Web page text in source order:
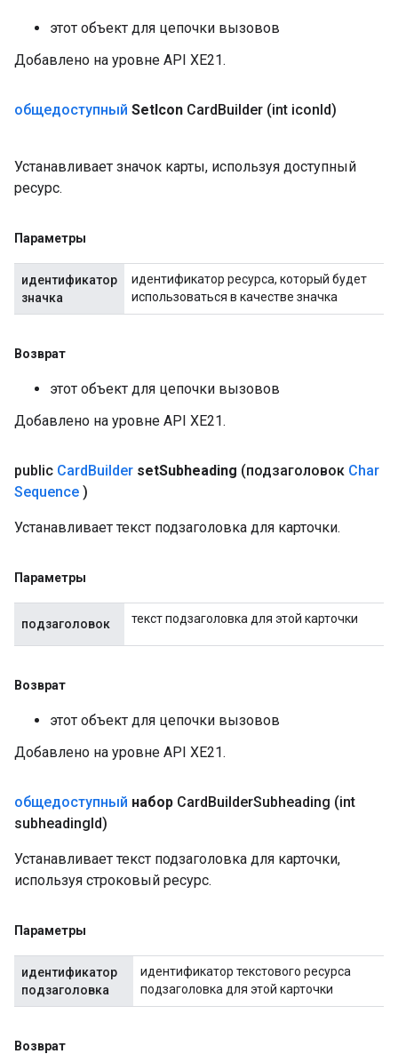
этот объект для цепочки вызовов
Добавлено на уровне API XE21.
общедоступный SetIcon CardBuilder (int iconId)
Устанавливает значок карты, используя доступный
ресурс.
Параметры
идентификатор
значка
идентификатор ресурса, который будет
использоваться в качестве значка
Возврат
этот объект для цепочки вызовов
Добавлено на уровне API XE21.
public CardBuilder setSubheading (подзаголовок Char
Sequence )
Устанавливает текст подзаголовка для карточки.
Параметры
подзаголовок текст подзаголовка для этой карточки
Возврат
этот объект для цепочки вызовов
Добавлено на уровне API XE21.
общедоступный набор CardBuilderSubheading (int
subheadingId)
Устанавливает текст подзаголовка для карточки,
используя строковый ресурс.
Параметры
идентификатор
подзаголовка
идентификатор текстового ресурса
подзаголовка для этой карточки
Возврат